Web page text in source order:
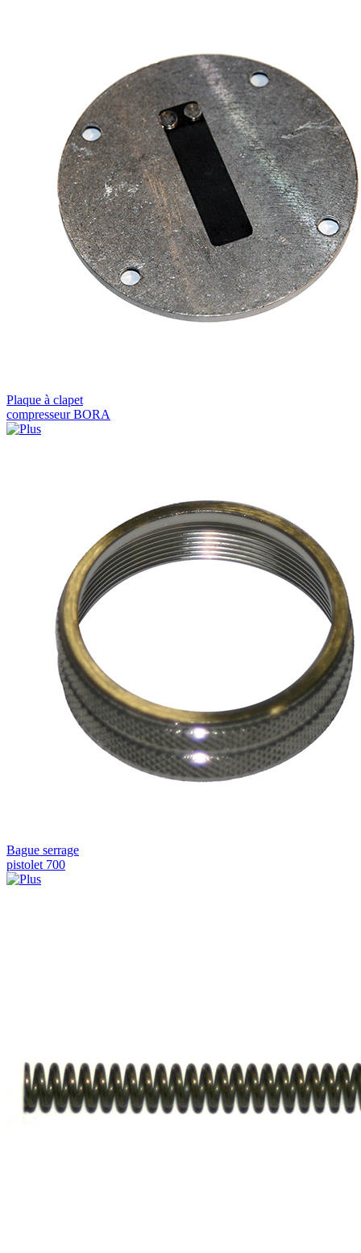
Plaque à clapet
compresseur BORA
Bague serrage
pistolet 700